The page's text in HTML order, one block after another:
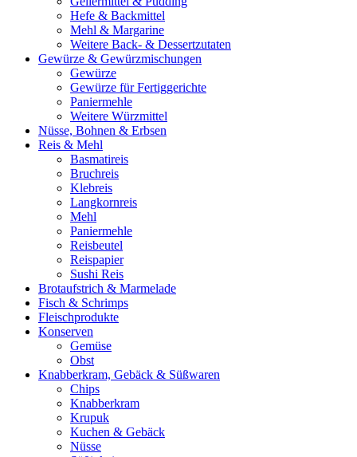
Hefe & Backmittel
Mehl & Margarine
Weitere Back- & Dessertzutaten
Gewürze & Gewürzmischungen
Gewürze
Gewürze für Fertiggerichte
Paniermehle
Weitere Würzmittel
Nüsse, Bohnen & Erbsen
Reis & Mehl
Basmatireis
Bruchreis
Klebreis
Langkornreis
Mehl
Paniermehle
Reisbeutel
Reispapier
Sushi Reis
Brotaufstrich & Marmelade
Fisch & Schrimps
Fleischprodukte
Konserven
Gemüse
Obst
Knabberkram, Gebäck & Süßwaren
Chips
Knabberkram
Krupuk
Kuchen & Gebäck
Nüsse